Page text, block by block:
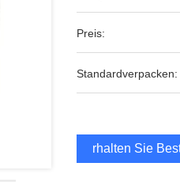
Preis:
Standardverpacken:
Erhalten Sie